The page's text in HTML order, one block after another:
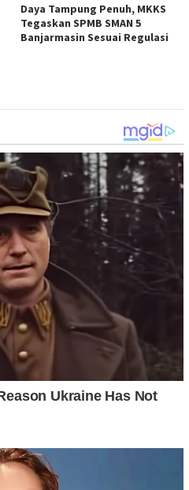
Daya Tampung Penuh, MKKS
Tegaskan SPMB SMAN 5
Banjarmasin Sesuai Regulasi